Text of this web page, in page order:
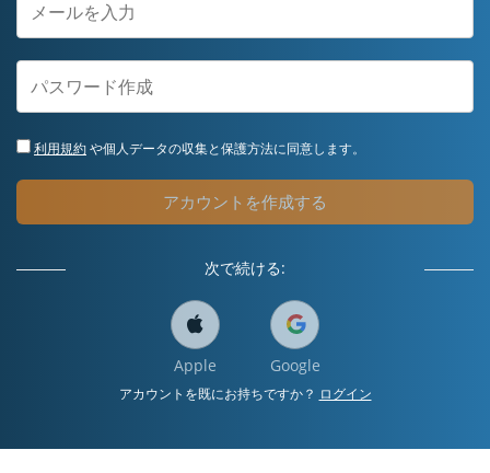
利用規約や個人データの収集と保護方法に同意します。
アカウントを作成する
次で続ける:
Apple Google
アカウントを既にお持ちですか？ ログイン